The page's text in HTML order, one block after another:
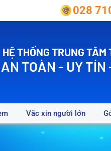
028
HỆ THỐNG TRUNG
AN TOÀN - UY TÍN
Vắc xin người lớn